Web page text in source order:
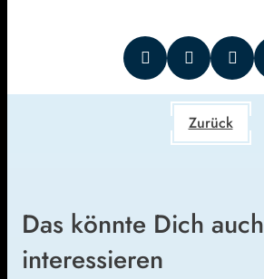
Zurück
Das könnte Dich auch
interessieren